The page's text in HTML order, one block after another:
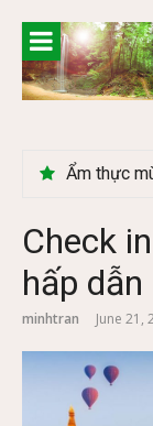
content
Check
hấp
minhtran June 21,